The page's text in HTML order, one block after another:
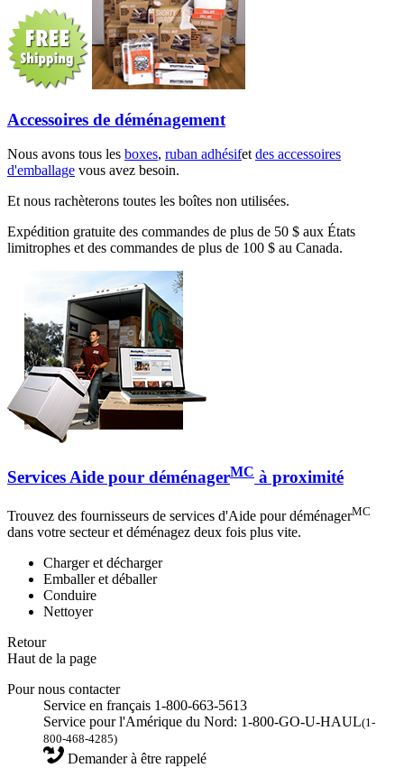
Accessoires de déménagement
Nous avons tous les boxes, ruban adhésifetdes accessoires
d'emballage vous avez besoin.
Et nous rachèterons toutes les boîtes non utilisées.
Expédition gratuite des commandes de plus de 50 $ aux États
limitrophes et des commandes de plus de 100 $ au Canada.
Services Aide pour déménagerMC à proximité
Trouvez des fournisseurs de services d'Aide pour déménagerMC
dans votre secteur et déménagez deux fois plus vite.
Charger et décharger
Emballer et déballer
Conduire
Nettoyer
Retour
Haut de la page
Pour nous contacter
Service en français 1-800-663-5613
Service pour l'Amérique du Nord: 1-800-GO-U-HAUL(1-
800-468-4285)
Demander à être rappelé